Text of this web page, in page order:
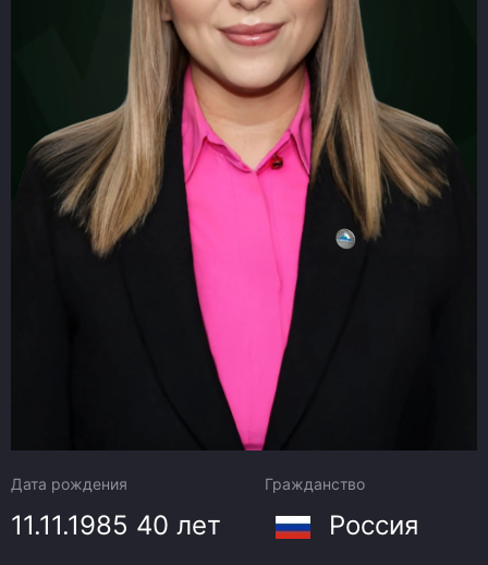
Дата рождения
11.11.1985 40 лет
Гражданство
Россия